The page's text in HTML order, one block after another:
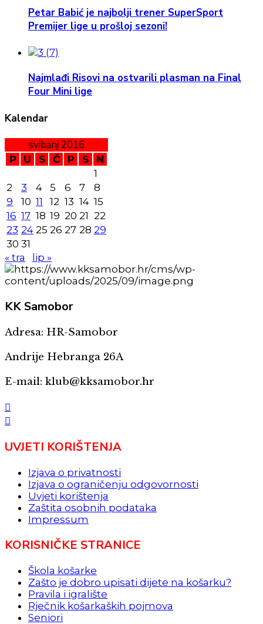
Petar Babić je najbolji trener SuperSport
Premijer lige u prošloj sezoni!
Najmlađi Risovi na ostvarili plasman na Final
Four Mini lige
Kalendar
svibanj 2016
P U S Č P S
N
1
2
3 4 5 6 7
8
9
10 11 12 13 14 15
16 17 18 19 20 21 22
23 24 25 26 27 28 29
30 31
« tra
lip »
KKSamobor
Adresa: HR-Samobor
Andrije Hebranga 26A
E-mail: klub@kksamobor.hr
UVJETI KORIŠTENJA
Izjava o privatnosti
Izjava o ograničenju odgovornosti
Uvjeti korištenja
Zaštita osobnih podataka
Impressum
KORISNIČKE STRANICE
Škola košarke
Zašto je dobro upisati dijete na košarku?
Pravila i igralište
Rječnik košarkaških pojmova
Seniori